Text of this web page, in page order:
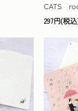
CATS
297円(税